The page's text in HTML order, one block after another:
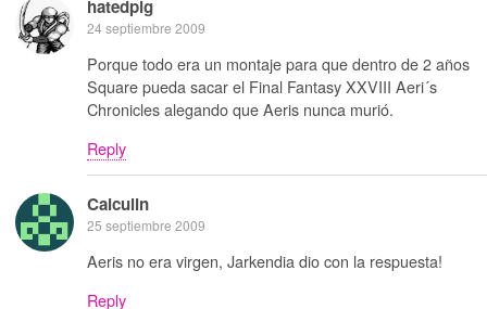
hatedpig
24 septiembre 2009
Porque todo era un montaje para que dentro de 2 años
Square pueda sacar el Final Fantasy XXVIII Aeri´s
Chronicles alegando que Aeris nunca murió.
Reply
Calculin
25 septiembre 2009
Aeris no era virgen, Jarkendia dio con la respuesta!
Reply